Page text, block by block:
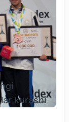
kurashi